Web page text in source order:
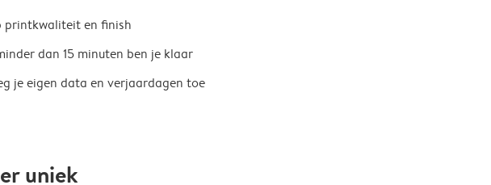
printkwaliteit en finish
dan 15 minuten ben je klaar
je eigen data en verjaardagen toe
uniek